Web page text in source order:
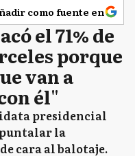
como fuente en
el 71% de
porque
van a
él"
presidencial
la
cara al balotaje.